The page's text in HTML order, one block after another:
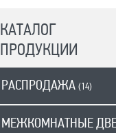
КАТАЛОГ
ПРОДУКЦИИ
РАСПРОДАЖА (14)
МЕЖКОМНАТНЫЕ